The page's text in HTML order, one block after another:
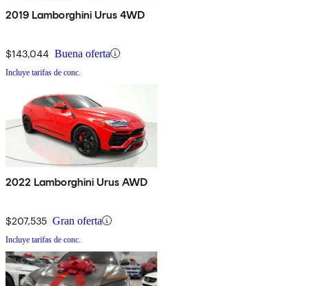
2019 Lamborghini Urus 4WD
$143,044 Buena oferta
Incluye tarifas de conc.
2022 Lamborghini Urus AWD
$207,535 Gran oferta
Incluye tarifas de conc.